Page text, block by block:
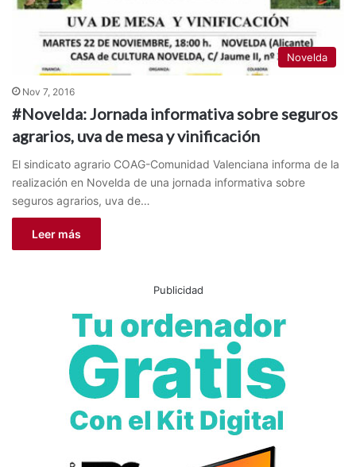
Novelda
Nov 7, 2016
#Novelda: Jornada informativa sobre seguros
agrarios, uva de mesa y vinificación
El sindicato agrario COAG-Comunidad Valenciana informa de la
realización en Novelda de una jornada informativa sobre
seguros agrarios, uva de…
Leer más
Publicidad